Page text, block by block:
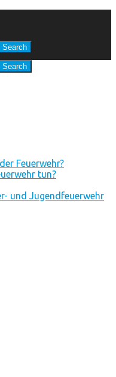
Feuerwehr?
tun?
und Jugendfeuerwehr